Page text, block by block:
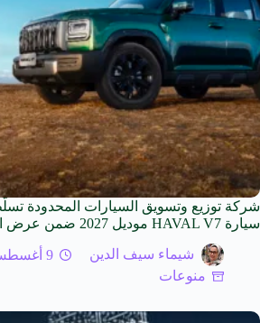
شركة توزيع وتسويق السيارات المحدودة
سيارة HAVAL V7 موديل 2027 ضمن عرض الأصفار الثلاثة
شيماء سيف الدين
9 أغسطس 2026
منوعات